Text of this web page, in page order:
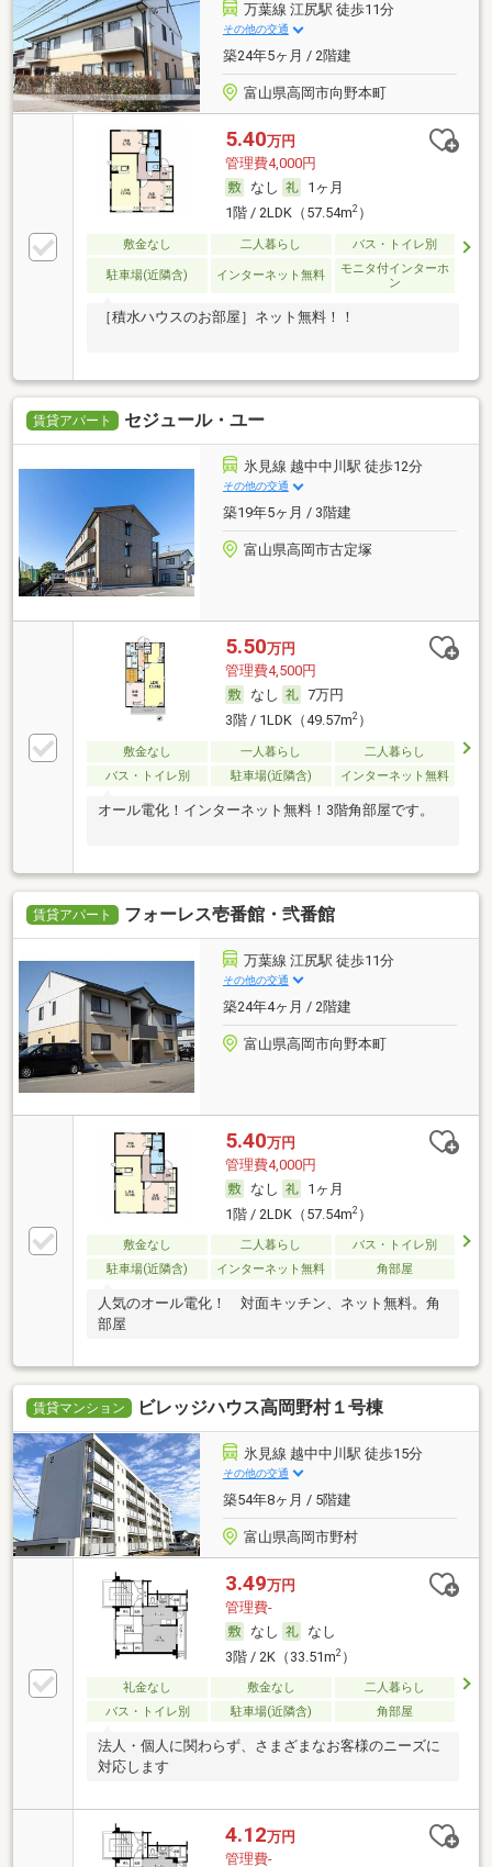
万葉線 江尻駅 徒歩11分
その他の交通
築24年5ヶ月 / 2階建
富山県高岡市向野本町
5.40万円
管理費4,000円
なし
1ヶ月
1階 / 2LDK（57.54m2）
敷金なし 二人暮らし バス・トイレ別
駐車場(近隣含) インターネット無料
モニタ付インターホ
ン
［積水ハウスのお部屋］ネット無料！！
賃貸アパート セジュール・ユー
氷見線 越中中川駅 徒歩12分
その他の交通
築19年5ヶ月 / 3階建
富山県高岡市古定塚
5.50万円
管理費4,500円
なし
7万円
3階 / 1LDK（49.57m2）
敷金なし 一人暮らし
二人暮らし
バス・トイレ別
駐車場(近隣含) インターネット無料
オール電化！インターネット無料！3階角部屋です。
賃貸アパート フォーレス壱番館・弐番館
万葉線 江尻駅 徒歩11分
その他の交通
築24年4ヶ月 / 2階建
富山県高岡市向野本町
5.40万円
管理費4,000円
なし
1ヶ月
1階 / 2LDK（57.54m2）
敷金なし 二人暮らし
バス・トイレ別
駐車場(近隣含)
インターネット無料 角部屋
人気のオール電化！ 対面キッチン、ネット無料。角
部屋
賃貸マンション ビレッジハウス高岡野村１号棟
氷見線 越中中川駅 徒歩15分
その他の交通
築54年8ヶ月 / 5階建
富山県高岡市野村
3.49万円
管理費-
なし
なし
3階 / 2K（33.51m2）
礼金なし 敷金なし
二人暮らし
バス・トイレ別
駐車場(近隣含) 角部屋
法人・個人に関わらず、さまざまなお客様のニーズに
対応します
4.12万円
管理費-